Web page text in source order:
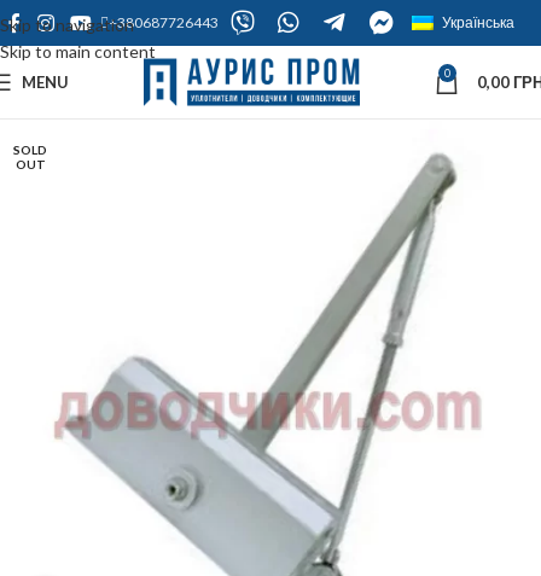
Skip to navigation
Skip to main content
+380687726443 Українська
MENU 0 0,00
SOLD
OUT